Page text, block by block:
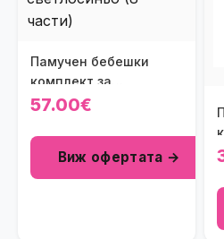
Памучен бебешки
комплект за
изписване с портбебе
светлосиньо (8 части)
57.00€
Виж офертата →